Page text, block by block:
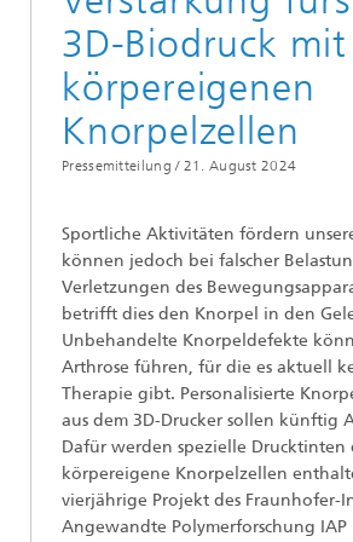
3D-Biodruck mit
körpereigenen
Knorpelzellen
Pressemitteilung / 21. August 2024
Sportliche Aktivitäten fördern
können jedoch bei falscher
Verletzungen des
betrifft dies den Knorpel in den
Unbehandelte Knorpeldefekte
Arthrose führen, für die es aktuell
Therapie gibt. Personalisierte
aus dem 3D-Drucker sollen künftig
Dafür werden spezielle
körpereigene Knorpelzellen
vierjährige Projekt des Fraunhofer-
Angewandte Polymerforschung